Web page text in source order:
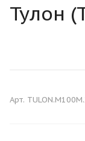
Тулон
Арт.